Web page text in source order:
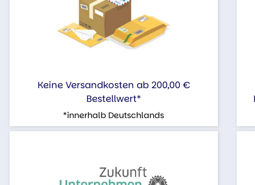
Keine Versandkosten ab 200,00 €
Bestellwert*
*innerhalb Deutschlands